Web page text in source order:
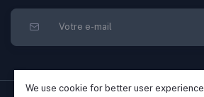
We use cookie for better user experience,